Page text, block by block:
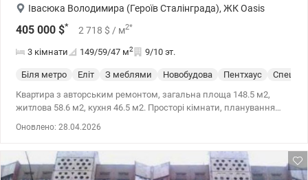
Івасюка Володимира (Героїв Сталінграда), ЖК Oasis
405 000 $* 2 718 $ / м2*
3 кімнати 149/59/47 м2 9/10 эт.
Біля метро Еліт З меблями Новобудова Пентхаус
Квартира з авторським ремонтом, загальна площа 148.5 м2,
житлова 58.6 м2, кухня 46.5 м2. Просторі кімнати, планування
двері броньовані, охоронна сигналізація, конс’єрж. Біля дому є
своя інфраструктура - магазини, аптеки, кав’ярні, школа,
Оновлено: 28.04.2026